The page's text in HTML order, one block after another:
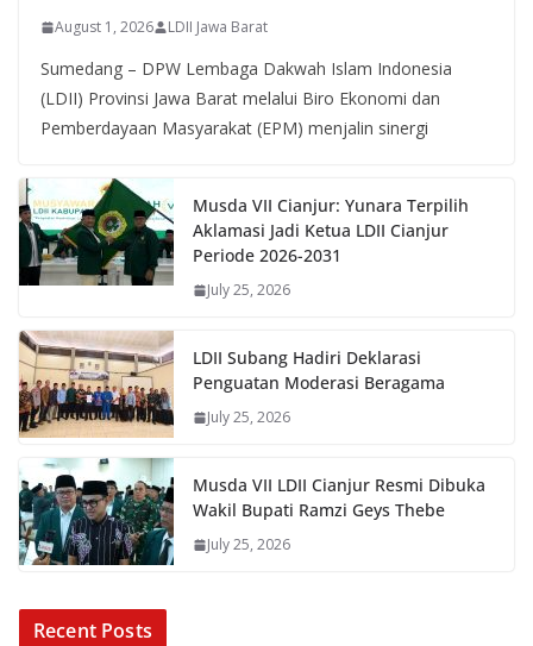
August 1, 2026 LDII Jawa Barat
Sumedang – DPW Lembaga Dakwah Islam Indonesia
(LDII) Provinsi Jawa Barat melalui Biro Ekonomi dan
Pemberdayaan Masyarakat (EPM) menjalin sinergi
Musda VII Cianjur: Yunara Terpilih
Aklamasi Jadi Ketua LDII Cianjur
Periode 2026-2031
July 25, 2026
LDII Subang Hadiri Deklarasi
Penguatan Moderasi Beragama
July 25, 2026
Musda VII LDII Cianjur Resmi Dibuka
Wakil Bupati Ramzi Geys Thebe
July 25, 2026
Recent Posts